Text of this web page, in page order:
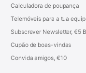
Calculadora de poupança
Telemóveis para a tua
Subscrever Newsletter, €5
Cupão de boas-vindas
Convida amigos, €10